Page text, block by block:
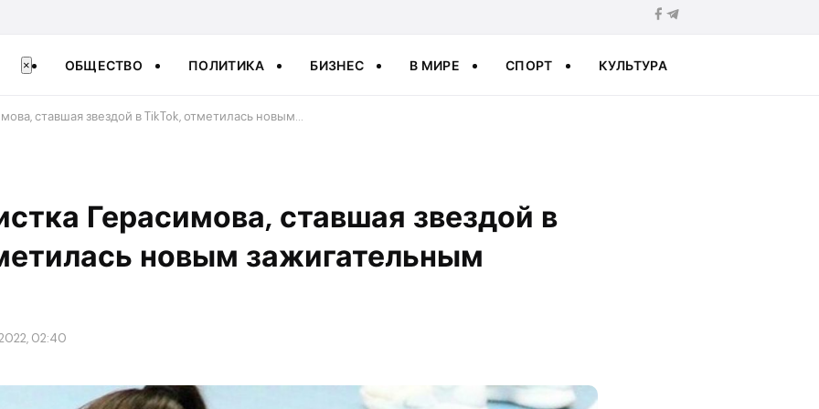
× ОБЩЕСТВО ПОЛИТИКА БИЗНЕС В МИРЕ СПОРТ КУЛЬТУРА
ставшая звездой в TikTok, отметилась новым…
Герасимова, ставшая звездой в
новым зажигательным
02:40